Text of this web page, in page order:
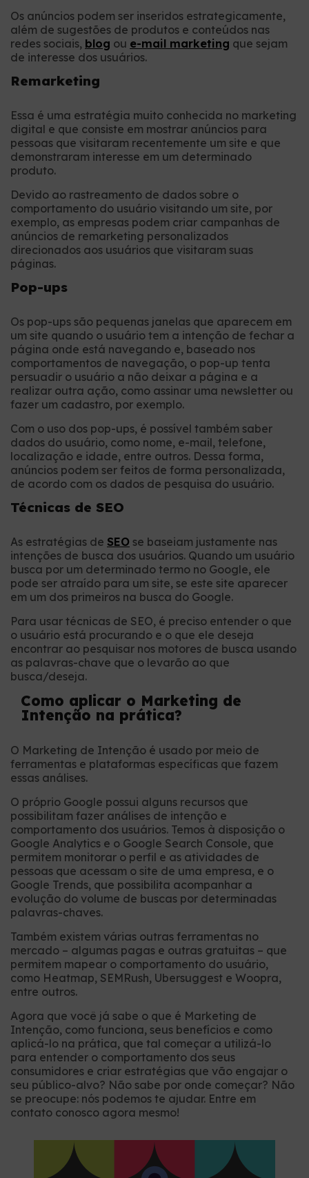
Os anúncios podem ser inseridos estrategicamente,
além de sugestões de produtos e conteúdos nas
redes sociais, blog ou e-mail marketing que sejam
de interesse dos usuários.
Remarketing
Essa é uma estratégia muito conhecida no marketing
digital e que consiste em mostrar anúncios para
pessoas que visitaram recentemente um site e que
demonstraram interesse em um determinado
produto.
Devido ao rastreamento de dados sobre o
comportamento do usuário visitando um site, por
exemplo, as empresas podem criar campanhas de
anúncios de remarketing personalizados
direcionados aos usuários que visitaram suas
páginas.
Pop-ups
Os pop-ups são pequenas janelas que aparecem em
um site quando o usuário tem a intenção de fechar a
página onde está navegando e, baseado nos
comportamentos de navegação, o pop-up tenta
persuadir o usuário a não deixar a página e a
realizar outra ação, como assinar uma newsletter ou
fazer um cadastro, por exemplo.
Com o uso dos pop-ups, é possível também saber
dados do usuário, como nome, e-mail, telefone,
localização e idade, entre outros. Dessa forma,
anúncios podem ser feitos de forma personalizada,
de acordo com os dados de pesquisa do usuário.
Técnicas de SEO
As estratégias de SEO se baseiam justamente nas
intenções de busca dos usuários. Quando um usuário
busca por um determinado termo no Google, ele
pode ser atraído para um site, se este site aparecer
em um dos primeiros na busca do Google.
Para usar técnicas de SEO, é preciso entender o que
o usuário está procurando e o que ele deseja
encontrar ao pesquisar nos motores de busca usando
as palavras-chave que o levarão ao que
busca/deseja.
Como aplicar o Marketing de
Intenção na prática?
O Marketing de Intenção é usado por meio de
ferramentas e plataformas específicas que fazem
essas análises.
O próprio Google possui alguns recursos que
possibilitam fazer análises de intenção e
comportamento dos usuários. Temos à disposição o
Google Analytics e o Google Search Console, que
permitem monitorar o perfil e as atividades de
pessoas que acessam o site de uma empresa, e o
Google Trends, que possibilita acompanhar a
evolução do volume de buscas por determinadas
palavras-chaves.
Também existem várias outras ferramentas no
mercado – algumas pagas e outras gratuitas – que
permitem mapear o comportamento do usuário,
como Heatmap, SEMRush, Ubersuggest e Woopra,
entre outros.
Agora que você já sabe o que é Marketing de
Intenção, como funciona, seus benefícios e como
aplicá-lo na prática, que tal começar a utilizá-lo
para entender o comportamento dos seus
consumidores e criar estratégias que vão engajar o
seu público-alvo? Não sabe por onde começar? Não
se preocupe: nós podemos te ajudar. Entre em
contato conosco agora mesmo!